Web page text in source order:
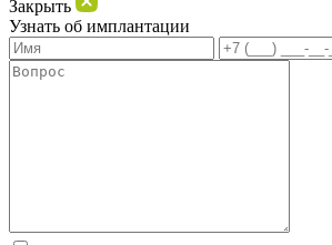
Закрыть
Узнать об имплантации